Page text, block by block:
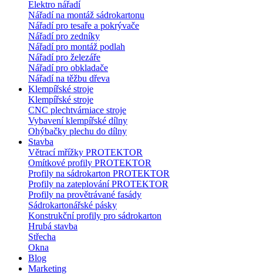
Elektro nářadí
Nářadí na montáž sádrokartonu
Nářadí pro tesaře a pokrývače
Nářadí pro zedníky
Nářadí pro montáž podlah
Nářadí pro železáře
Nářadí pro obkladače
Nářadí na těžbu dřeva
Klempířské stroje
Klempířské stroje
CNC plechtvárniace stroje
Vybavení klempířské dílny
Ohýbačky plechu do dílny
Stavba
Větrací mřížky PROTEKTOR
Omítkové profily PROTEKTOR
Profily na sádrokarton PROTEKTOR
Profily na zateplování PROTEKTOR
Profily na provětrávané fasády
Sádrokartonářské pásky
Konstrukční profily pro sádrokarton
Hrubá stavba
Střecha
Okna
Blog
Marketing